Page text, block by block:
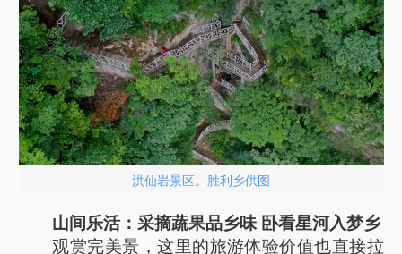
洪仙岩景区。胜利乡供图
山间乐活：采摘蔬果品乡味 卧看星河入梦乡
观赏完美景，这里的旅游体验价值也直接拉